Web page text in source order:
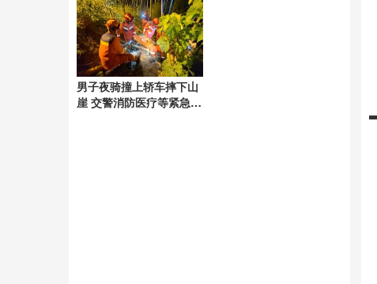
男子夜骑撞上轿车摔下山
崖 交警消防医疗等紧急施